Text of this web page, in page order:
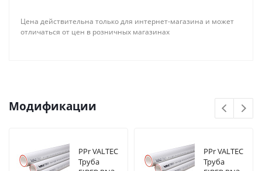
Цена действительна только для интернет-магазина и может
отличаться от цен в розничных магазинах
Модификации
PPr VALTEC
Труба
PPr VALTEC
Труба